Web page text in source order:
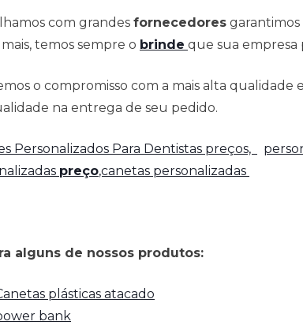
com grandes fornecedores
temos sempre o brinde que sua empresa
o compromisso com a mais alta
na entrega de seu pedido.
Personalizados Para Dentistas preços,
preço,canetas personalizadas
alguns de nossos produtos:
plásticas atacado
bank